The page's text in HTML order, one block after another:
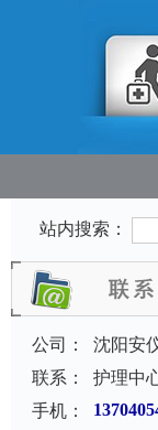
站内搜索：
公司：
沈阳安
联系：
护理中
手机：